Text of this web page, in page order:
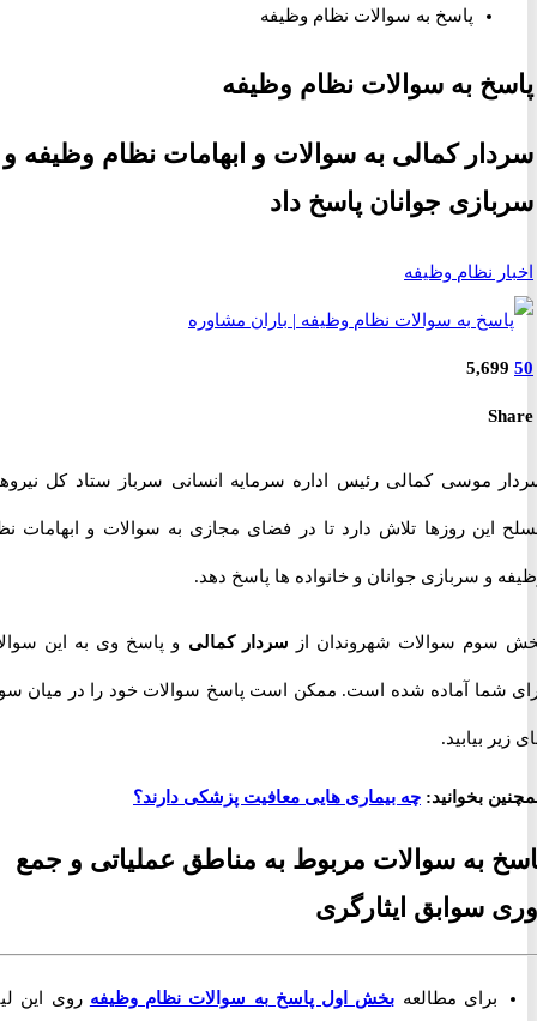
پاسخ به سوالات نظام وظیفه
به سوالات نظام وظیفه
کمالی به سوالات و ابهامات نظام وظیفه و
جوانان پاسخ داد
نظام وظیفه
موسی کمالی رئیس اداره سرمایه انسانی سرباز ستاد کل نیروهای
روزها تلاش دارد تا در فضای مجازی به سوالات و ابهامات نظام
و سربازی جوانان و خانواده ها پاسخ دهد.
سوالات شهروندان ازسردار کمالیو پاسخ وی به این سوالات
شما آماده شده است. ممکن است پاسخ سوالات خود را در میان سوال
بیابید.
بخوانید: چه بیماری هایی معافیت پزشکی دارند؟
به سوالات مربوط به مناطق عملیاتی و جمع
سوابق ایثارگری
برای مطالعهبخش اول پاسخ به سوالات نظام وظیفهروی این لینک